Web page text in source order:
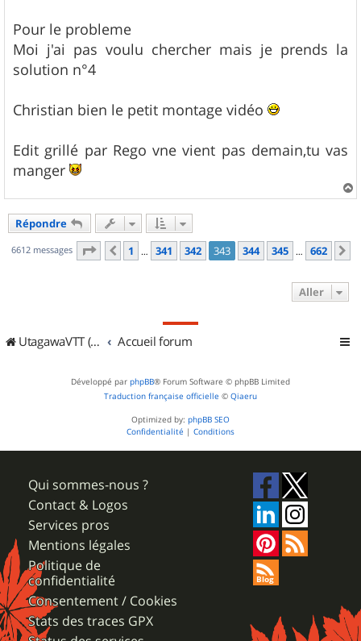
Pour le probleme
Moi j'ai pas voulu chercher mais je prends la
solution n°4
Christian bien le petit montage vidéo
Edit grillé par Rego vne vient pas demain,tu vas
manger
a
Répondre
6612 messages Page 343 sur662
Précédent
1 … 341 342 343 344 345 … 662
Aller
UtagawaVTT (Randos VTT et VTTAE avec traces GPS) Accueil forum
Développé par phpBB® Forum Software © phpBB Limited
Traduction française officielle © Qiaeru
Optimized by: phpBB SEO
Confidentialité | Conditions
Qui sommes-nous ?
Contact & Logos
Services pros
Mentions légales
Politique de
confidentialité
Consentement / Cookies
Stats des traces GPX